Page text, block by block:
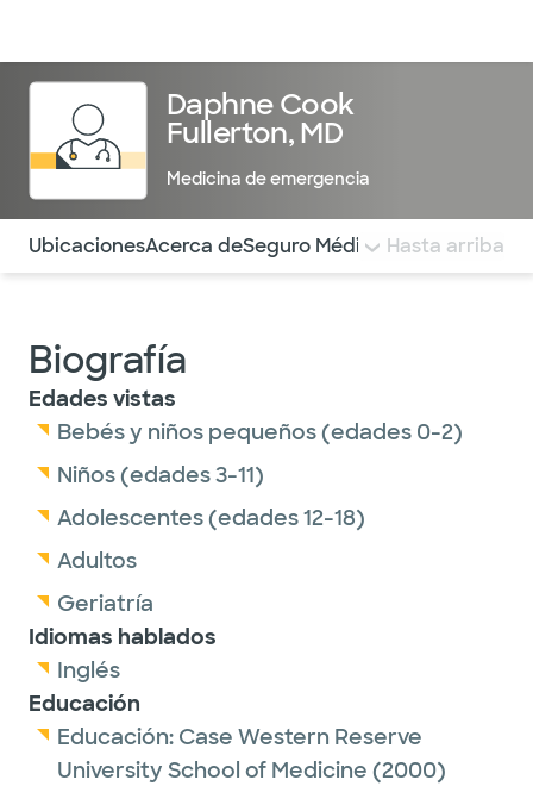
Daphne Cook
Fullerton, MD
Medicina de emergencia
Utilice esta navegación para saltar rápidamente a
UbicacionesAcerca deSeguro Médico COMENTARIOS
Hasta arriba
Biografía
Edades vistas
Bebés y niños pequeños (edades 0-2)
Niños (edades 3-11)
Adolescentes (edades 12-18)
Adultos
Geriatría
Idiomas hablados
Inglés
Educación
Educación: Case Western Reserve
University School of Medicine (2000)